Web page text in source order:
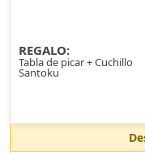
REGALO:
Tabla de picar + Cuchillo
Santoku